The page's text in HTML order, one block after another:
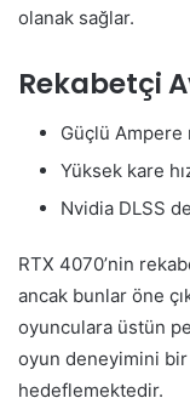
olanak sağlar.
Rekabetçi
Güçlü Ampere
Yüksek kare
Nvidia DLSS
RTX 4070’nin
ancak bunlar öne
oyunculara üstün
oyun deneyimini bir
hedeflemektedir.